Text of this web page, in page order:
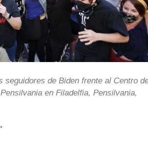
seguidores de Biden frente al Centro
en Filadelfia, Pensilvania,